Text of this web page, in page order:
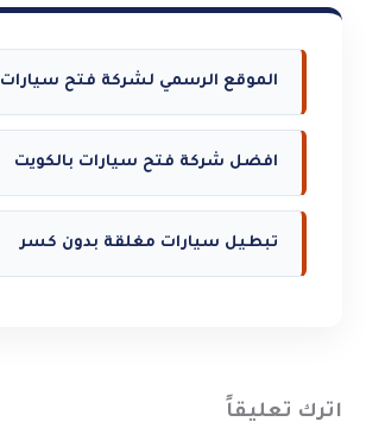
الموقع الرسمي لشركة فتح سيارات
افضل شركة فتح سيارات بالكويت
تبطيل سيارات مغلقة بدون كسر
اترك تعليقاً